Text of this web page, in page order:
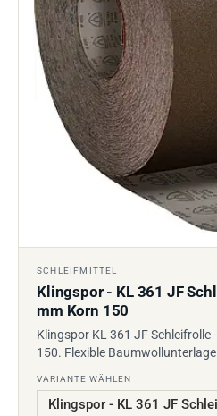
SCHLEIFMITTEL
Klingspor - KL 361 JF
mm Korn 150
Klingspor KL 361 JF Schleifrolle
150. Flexible
VARIANTE WÄHLEN